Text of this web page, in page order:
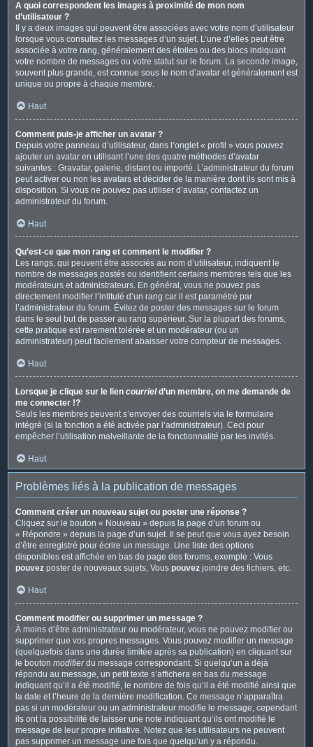
A quoi correspondent les images à proximité de mon nom
d’utilisateur ?
Il y a deux images qui peuvent être associées avec votre nom d’utilisateur
lorsque vous consultez les messages d’un sujet. L’une d’elles peut être
associée à votre rang, généralement des étoiles ou des blocs indiquant
votre nombre de messages ou votre statut sur le forum. La seconde image,
souvent plus grande, est connue sous le nom d’avatar et généralement est
unique ou propre à chaque membre.
Haut
Comment puis-je afficher un avatar ?
Depuis votre panneau d’utilisateur, dans l’onglet « profil » vous pouvez
ajouter un avatar en utilisant l’une des quatre méthodes d’avatar
suivantes : Gravatar, galerie, distant ou importé. L’administrateur du forum
peut activer ou non les avatars et décider de la manière dont ils sont mis à
disposition. Si vous ne pouvez pas utiliser d’avatar, contactez un
administrateur du forum.
Haut
Qu’est-ce que mon rang et comment le modifier ?
Les rangs, qui peuvent être associés au nom d’utilisateur, indiquent le
nombre de messages postés ou identifient certains membres tels que les
modérateurs et administrateurs. En général, vous ne pouvez pas
directement modifier l’intitulé d’un rang car il est paramétré par
l’administrateur du forum. Évitez de poster des messages sur le forum
dans le seul but de passer au rang supérieur. Sur la plupart des forums,
cette pratique est rarement tolérée et un modérateur (ou un
administrateur) peut facilement abaisser votre compteur de messages.
Haut
Lorsque je clique sur le lien courrield’un membre, on me demande de
me connecter !?
Seuls les membres peuvent s’envoyer des courriels via le formulaire
intégré (si la fonction a été activée par l’administrateur). Ceci pour
empêcher l’utilisation malveillante de la fonctionnalité par les invités.
Haut
Problèmes liés à la publication de messages
Comment créer un nouveau sujet ou poster une réponse ?
Cliquez sur le bouton « Nouveau » depuis la page d’un forum ou
« Répondre » depuis la page d’un sujet. Il se peut que vous ayez besoin
d’être enregistré pour écrire un message. Une liste des options
disponibles est affichée en bas de page des forums, exemple : Vous
pouvez poster de nouveaux sujets, Vous pouvez joindre des fichiers, etc.
Haut
Comment modifier ou supprimer un message ?
À moins d’être administrateur ou modérateur, vous ne pouvez modifier ou
supprimer que vos propres messages. Vous pouvez modifier un message
(quelquefois dans une durée limitée après sa publication) en cliquant sur
le bouton modifierdu message correspondant. Si quelqu’un a déjà
répondu au message, un petit texte s’affichera en bas du message
indiquant qu’il a été modifié, le nombre de fois qu’il a été modifié ainsi que
la date et l’heure de la dernière modification. Ce message n’apparaîtra
pas si un modérateur ou un administrateur modifie le message, cependant
ils ont la possibilité de laisser une note indiquant qu’ils ont modifié le
message de leur propre initiative. Notez que les utilisateurs ne peuvent
pas supprimer un message une fois que quelqu’un y a répondu.